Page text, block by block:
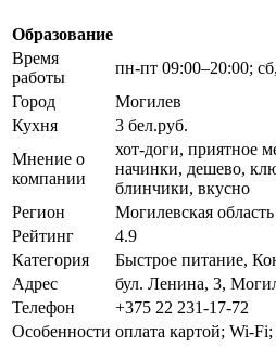
Образование
Время
работы
пн-пт 09:00–20:00;
Город
Могилев
Кухня
3 бел.руб.
Мнение о
компании
хот-доги, приятное
начинки, дешево,
блинчики, вкусно
Регион
Могилевская область
Рейтинг
4.9
Категория
Быстрое питание,
Адрес
бул. Ленина, 3,
Телефон
+375 22 231-17-72
Особенности оплата картой; Wi-